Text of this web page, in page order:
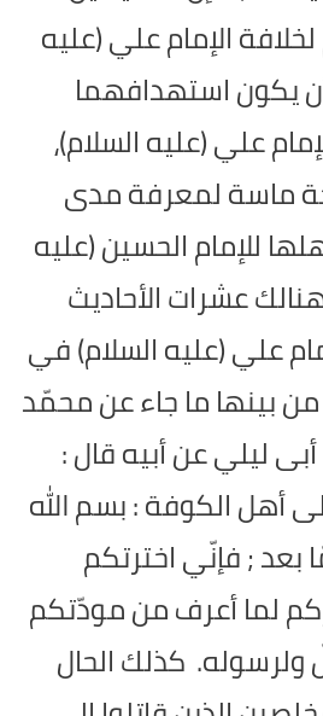
الإمام علي (عليه
أن يكون استهدافهما
علي (عليه السلام)،
ماسة لمعرفة مدى
للإمام الحسين (عليه
عشرات الأحاديث
علي (عليه السلام) في
بينها ما جاء عن محمّد
ليلي عن أبيه قال :
أهل الكوفة : بسم الله
بعد ; فإنّي اخترتكم
لما أعرف من مودّتكم
ولرسوله. كذلك الحال